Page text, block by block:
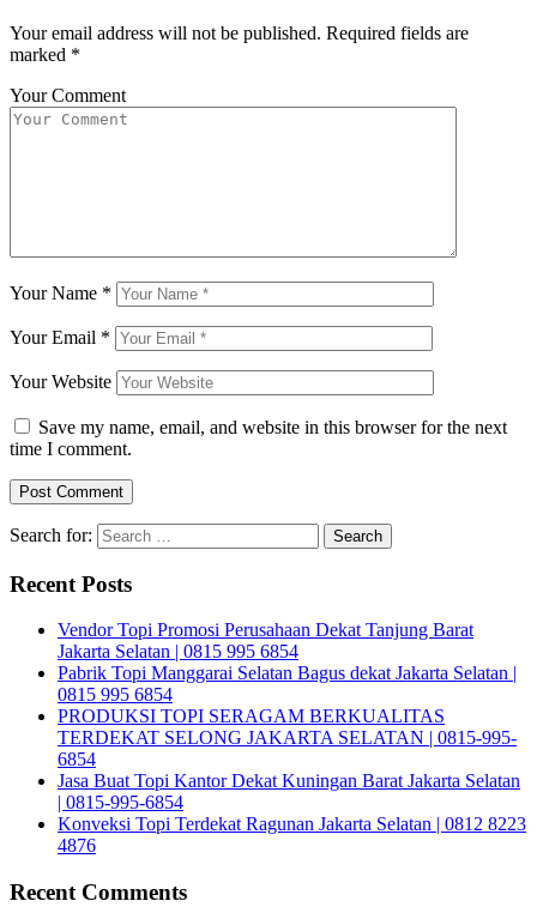
Your email address will not be published. Required fields are
marked *
Your Comment
Your Name *
Your Email *
Your Website
Save my name, email, and website in this browser for the next
time I comment.
Search for:
Recent Posts
Vendor Topi Promosi Perusahaan Dekat Tanjung Barat
Jakarta Selatan | 0815 995 6854
Pabrik Topi Manggarai Selatan Bagus dekat Jakarta Selatan |
0815 995 6854
PRODUKSI TOPI SERAGAM BERKUALITAS
TERDEKAT SELONG JAKARTA SELATAN | 0815-995-
6854
Jasa Buat Topi Kantor Dekat Kuningan Barat Jakarta Selatan
| 0815-995-6854
Konveksi Topi Terdekat Ragunan Jakarta Selatan | 0812 8223
4876
Recent Comments